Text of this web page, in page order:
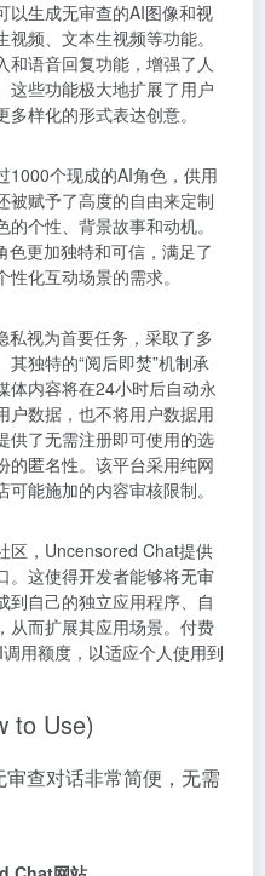
以生成无审查的AI图像和视
频、文本生视频等功能。
和语音回复功能，增强了人
这些功能极大地扩展了用户
样化的形式表达创意。
1000个现成的AI角色，供用
被赋予了高度的自由来定制
个性、背景故事和动机。
更加独特和可信，满足了
化互动场景的需求。
视为首要任务，采取了多
独特的“阅后即焚”机制承
体内容将在24小时后自动永
户数据，也不将用户数据用
供了无需注册即可使用的选
的匿名性。该平台采用纯网
能施加的内容审核限制。
区，Uncensored Chat提供
。这使得开发者能够将无审
到自己的独立应用程序、自
从而扩展其应用场景。付费
用额度，以适应个人使用到
to Use)
查对话非常简便，无需